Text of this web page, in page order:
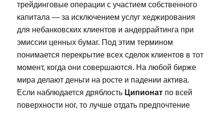
трейдинговые операции с участием собственного
капитала — за исключением услуг хеджирования
для небанковских клиентов и андеррайтинга при
эмиссии ценных бумаг. Под этим термином
понимается перекрытие всех сделок клиентов в тот
момент, когда они совершаются. На любой бирже
мира делают деньги на росте и падении актива.
Если наблюдается дряблость Ципионат по всей
поверхности ног, то лучше отдать предпочтение